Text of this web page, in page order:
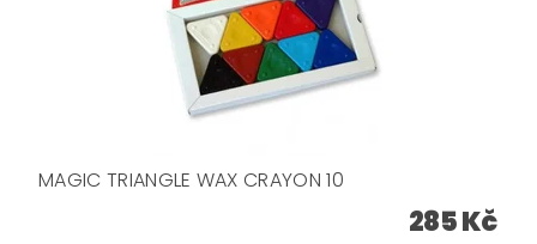
MAGIC TRIANGLE WAX CRAYON 10
285 Kč